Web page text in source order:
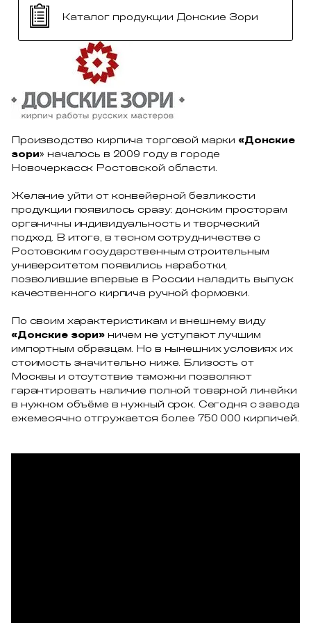
Каталог продукции Донские Зори
Производство кирпича торговой марки «Донские
зори» началось в 2009 году в городе
Новочеркасск Ростовской области.
Желание уйти от конвейерной безликости
продукции появилось сразу: донским просторам
органичны индивидуальность и творческий
подход. В итоге, в тесном сотрудничестве с
Ростовским государственным строительным
университетом появились наработки,
позволившие впервые в России наладить выпуск
качественного кирпича ручной формовки.
По своим характеристикам и внешнему виду
«Донские зори» ничем не уступают лучшим
импортным образцам. Но в нынешних условиях их
стоимость значительно ниже. Близость от
Москвы и отсутствие таможни позволяют
гарантировать наличие полной товарной линейки
в нужном объёме в нужный срок. Сегодня с завода
ежемесячно отгружается более 750 000 кирпичей.